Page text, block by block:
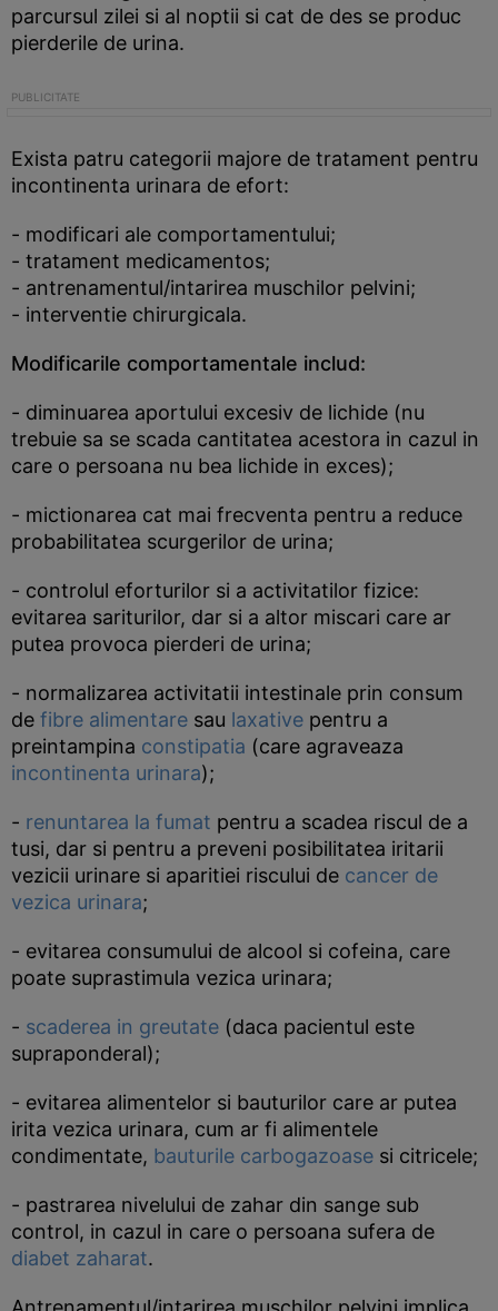
parcursul zilei si al noptii si cat de des se produc
pierderile de urina.
Exista patru categorii majore de tratament pentru
incontinenta urinara de efort:
- modificari ale comportamentului;
- tratament medicamentos;
- antrenamentul/intarirea muschilor pelvini;
- interventie chirurgicala.
Modificarile comportamentale includ:
- diminuarea aportului excesiv de lichide (nu
trebuie sa se scada cantitatea acestora in cazul in
care o persoana nu bea lichide in exces);
- mictionarea cat mai frecventa pentru a reduce
probabilitatea scurgerilor de urina;
- controlul eforturilor si a activitatilor fizice:
evitarea sariturilor, dar si a altor miscari care ar
putea provoca pierderi de urina;
- normalizarea activitatii intestinale prin consum
de fibre alimentare sau laxative pentru a
preintampina constipatia (care agraveaza
incontinenta urinara);
- renuntarea la fumat pentru a scadea riscul de a
tusi, dar si pentru a preveni posibilitatea iritarii
vezicii urinare si aparitiei riscului de cancer de
vezica urinara;
- evitarea consumului de alcool si cofeina, care
poate suprastimula vezica urinara;
- scaderea in greutate (daca pacientul este
supraponderal);
- evitarea alimentelor si bauturilor care ar putea
irita vezica urinara, cum ar fi alimentele
condimentate, bauturile carbogazoase si citricele;
- pastrarea nivelului de zahar din sange sub
control, in cazul in care o persoana sufera de
diabet zaharat.